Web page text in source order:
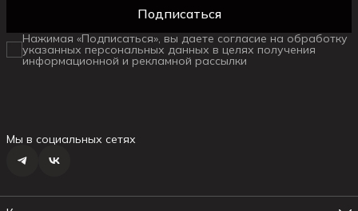
Подписаться
Нажимая «Подписаться», вы даете согласие на обработку
указанных персональных данных в целях получения
информационной и рекламной рассылки
Мы в социальных сетях